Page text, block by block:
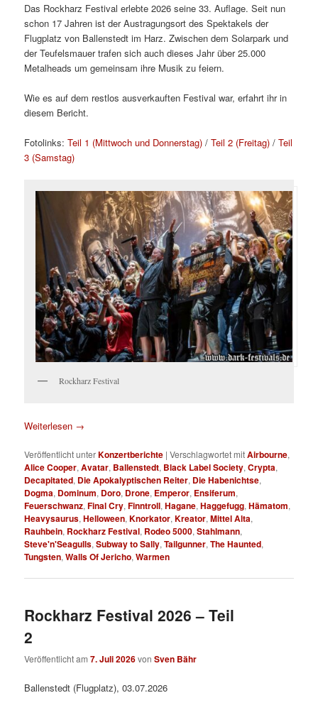
Das Rockharz Festival erlebte 2026 seine 33. Auflage. Seit nun
schon 17 Jahren ist der Austragungsort des Spektakels der
Flugplatz von Ballenstedt im Harz. Zwischen dem Solarpark und
der Teufelsmauer trafen sich auch dieses Jahr über 25.000
Metalheads um gemeinsam ihre Musik zu feiern.
Wie es auf dem restlos ausverkauften Festival war, erfahrt ihr in
diesem Bericht.
Fotolinks:Teil 1 (Mittwoch und Donnerstag) /Teil 2 (Freitag) /Teil
3 (Samstag)
Rockharz Festival
Weiterlesen →
Veröffentlicht unterKonzertberichte |Verschlagwortet mitAirbourne,
Alice Cooper,Avatar, Ballenstedt, Black Label Society,Crypta,
Decapitated, Die Apokalyptischen Reiter, Die Habenichtse,
Dogma, Dominum, Doro, Drone, Emperor, Ensiferum,
Feuerschwanz,Final Cry,Finntroll,Hagane,Haggefugg,Hämatom,
Heavysaurus,Helloween,Knorkator,Kreator,Mittel Alta,
Rauhbein, Rockharz Festival, Rodeo 5000,Stahlmann,
Steve'n'Seagulls,Subway to Sally,Tailgunner,The Haunted,
Tungsten,Walls Of Jericho,Warmen
Rockharz Festival 2026 – Teil
2
Veröffentlicht am7. Juli 2026vonSven Bähr
Ballenstedt (Flugplatz), 03.07.2026